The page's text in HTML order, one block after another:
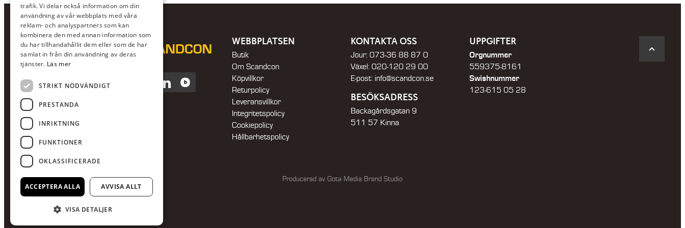
FacebookInstagram
LinkedInBlocket
WEBBPLATSEN
Butik
Om Scandcon
Köpvillkor
Returpolicy
Leveransvillkor
Integritetspolicy
Cookiepolicy
Hållbarhetspolicy
KONTAKTA OSS
Jour: 073-36 88 87 0
Växel: 020-120 29 00
E-post: info@scandcon.se
BESÖKSADRESS
Backagårdsgatan 9
511 57 Kinna
UPPGIFTER
Orgnummer
559375-8161
Swishnummer
123-615 05 28
Producerad av Gota Media Brand Studio
trafik. Vi delar också information om din
användning av vår webbplats med våra
reklam- och analyspartners som kan
kombinera den med annan information som
du har tillhandahållit dem eller som de har
samlat in från din användning av deras
tjänster. Läs mer
STRIKT NÖDVÄNDIGT
PRESTANDA
INRIKTNING
FUNKTIONER
OKLASSIFICERADE
ACCEPTERA ALLA AVVISA ALLT
VISA DETALJER